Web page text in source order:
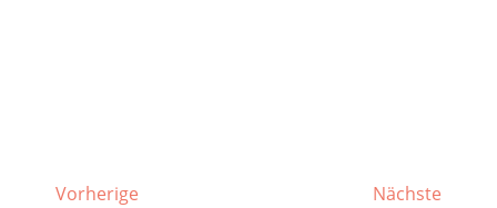
Vorherige Nächste